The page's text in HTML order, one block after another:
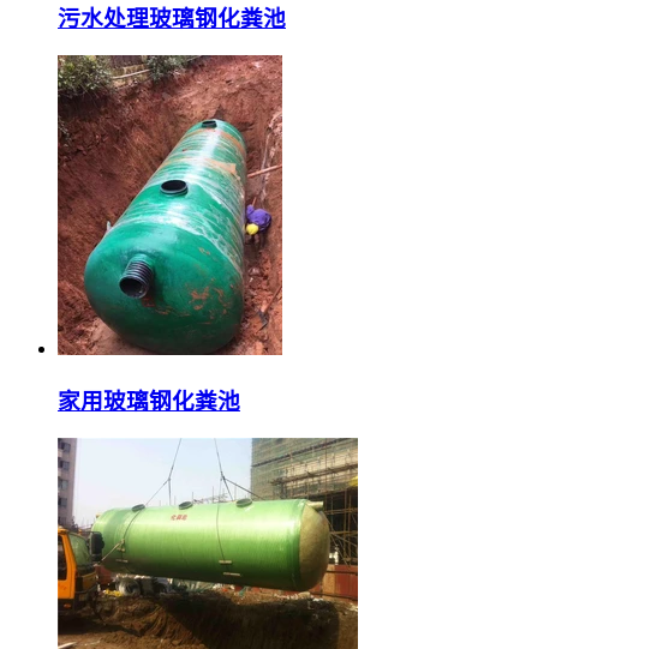
污水处理玻璃钢化粪池
家用玻璃钢化粪池